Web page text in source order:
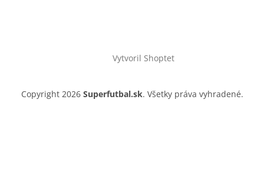
Vytvoril Shoptet
Copyright 2026 Superfutbal.sk. Všetky práva vyhradené.